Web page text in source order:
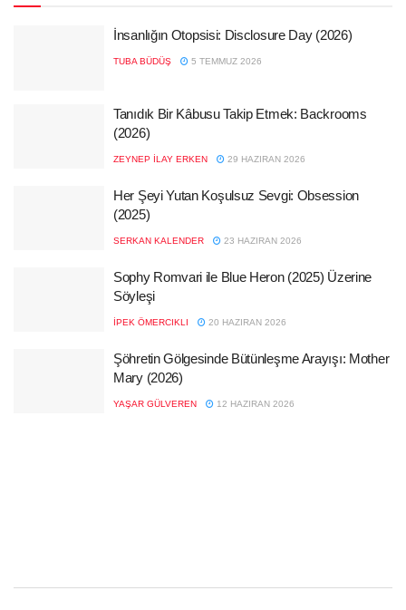
İnsanlığın Otopsisi: Disclosure Day (2026)
TUBA BÜDÜŞ 5 TEMMUZ 2026
Tanıdık Bir Kâbusu Takip Etmek: Backrooms
(2026)
ZEYNEP İLAY ERKEN 29 HAZIRAN 2026
Her Şeyi Yutan Koşulsuz Sevgi: Obsession
(2025)
SERKAN KALENDER 23 HAZIRAN 2026
Sophy Romvari ile Blue Heron (2025) Üzerine
Söyleşi
İPEK ÖMERCIKLI 20 HAZIRAN 2026
Şöhretin Gölgesinde Bütünleşme Arayışı: Mother
Mary (2026)
YAŞAR GÜLVEREN 12 HAZIRAN 2026